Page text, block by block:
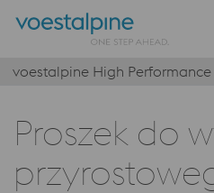
voestalpine High Performance
Proszek do